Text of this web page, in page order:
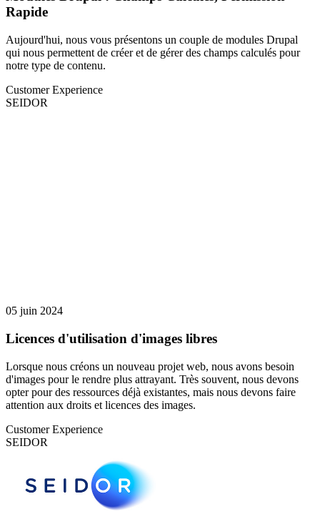
Rapide
Aujourd'hui, nous vous présentons un couple de modules Drupal
qui nous permettent de créer et de gérer des champs calculés pour
notre type de contenu.
Customer Experience
SEIDOR
05 juin 2024
Licences d'utilisation d'images libres
Lorsque nous créons un nouveau projet web, nous avons besoin
d'images pour le rendre plus attrayant. Très souvent, nous devons
opter pour des ressources déjà existantes, mais nous devons faire
attention aux droits et licences des images.
Customer Experience
SEIDOR